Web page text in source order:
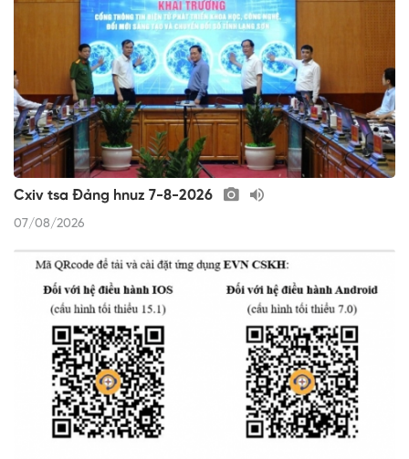
Cxiv tsa Đảng hnuz 7-8-2026
07/08/2026